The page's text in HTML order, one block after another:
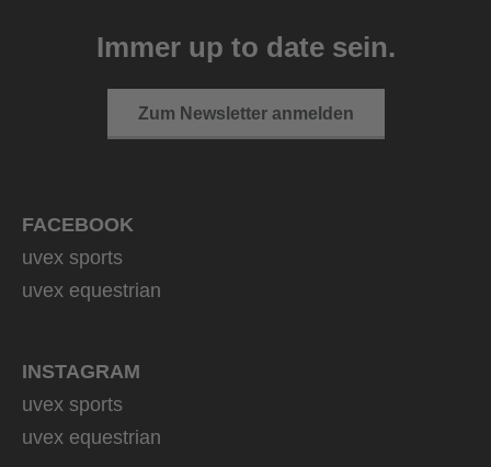
1 FarbvariantenImmer up to date sein.
Zum Newsletter anmelden
FACEBOOK
uvex sports
uvex equestrian
INSTAGRAM
uvex sports
uvex equestrian